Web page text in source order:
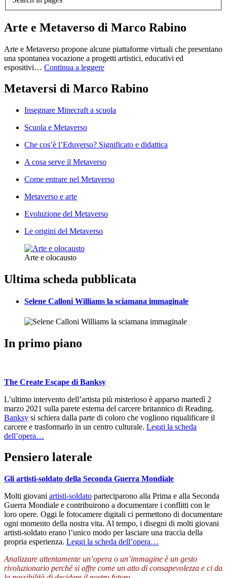
Arte e Metaverso di Marco Rabino
Arte e Metaverso propone alcune piattaforme virtuali che presentano
una spontanea vocazione a progetti artistici, educativi ed
espositivi… Continua a leggere
Metaversi di Marco Rabino
Insegnare Minecraft a scuola
Scuola e Metaverso
Che cos’è l’Eduverso? Significato e didattica
A cosa serve il Metaverso
Come entrare nel Metaverso
Metaverso e arte
Evoluzione del Metaverso
Le origini del Metaverso
Arte e olocausto
Ultima scheda pubblicata
Selene Calloni Williams la sciamana immaginale
In primo piano
The Create Escape di Banksy
L’ultimo intervento dell’artista più misterioso è apparso martedì 2
marzo 2021 sulla parete esterna del carcere britannico di Reading.
Banksy si schiera dalla parte di coloro che vogliono riqualificare il
carcere e trasformarlo in un centro culturale. Leggi la scheda
dell’opera…
Pensiero laterale
Gli artisti-soldato della Seconda Guerra Mondiale
Molti giovani artisti-soldato parteciparono alla Prima e alla Seconda
Guerra Mondiale e contribuirono a documentare i conflitti con le
loro opere. Oggi le fotocamere digitali ci permettono di documentare
ogni momento della nostra vita. Al tempo, i disegni di molti giovani
artisti-soldato erano l’unico modo per lasciare una traccia della
propria esperienza. Leggi la scheda dell’opera…
Analizzare attentamente un’opera o un’immagine è un gesto
rivoluzionario perché si offre come un atto di consapevolezza e ci da